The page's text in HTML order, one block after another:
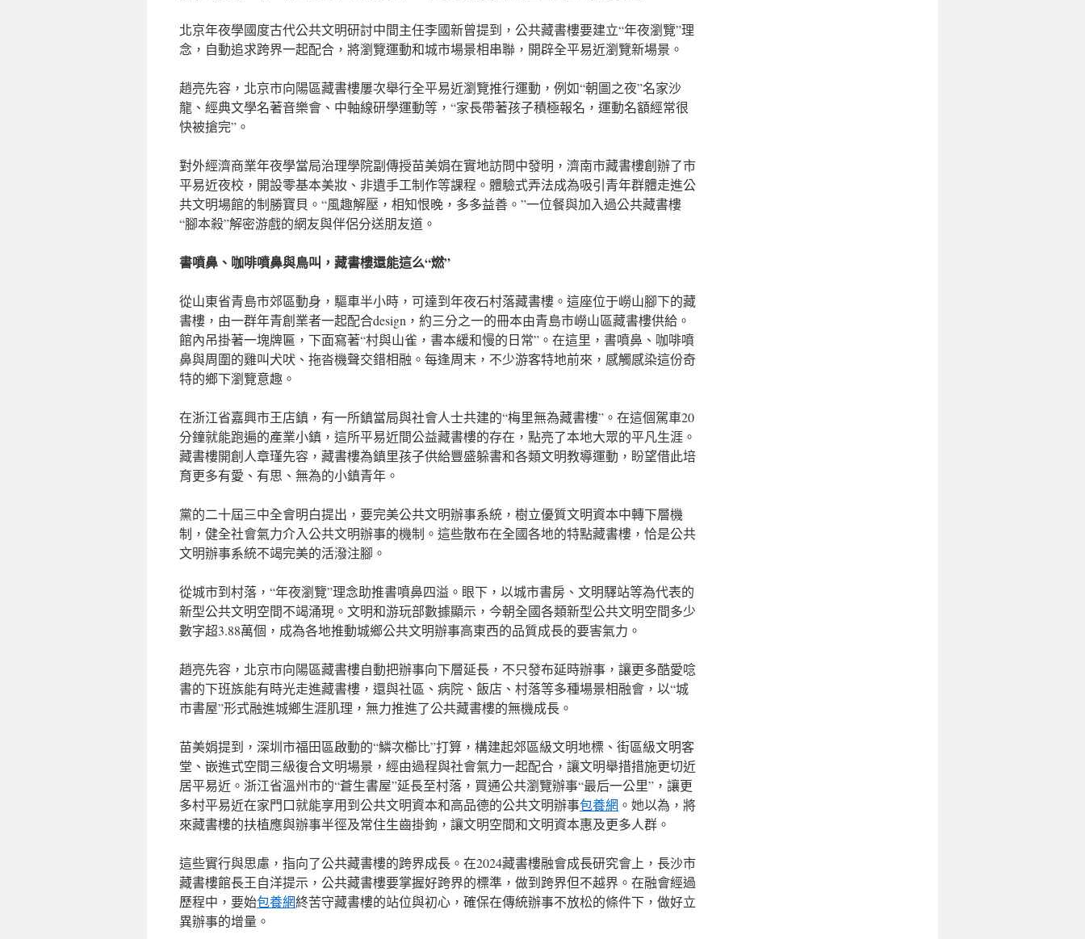
北京年夜學國度古代公共文明研討中間主任李國新曾提到，公共藏書樓要建立“年夜瀏覽”理
念，自動追求跨界一起配合，將瀏覽運動和城市場景相串聯，開辟全平易近瀏覽新場景。
趙亮先容，北京市向陽區藏書樓屢次舉行全平易近瀏覽推行運動，例如“朝圖之夜”名家沙
龍、經典文學名著音樂會、中軸線研學運動等，“家長帶著孩子積極報名，運動名額經常很
快被搶完”。
對外經濟商業年夜學當局治理學院副傳授苗美娟在實地訪問中發明，濟南市藏書樓創辦了市
平易近夜校，開設零基本美妝、非遺手工制作等課程。體驗式弄法成為吸引青年群體走進公
共文明場館的制勝寶貝。“風趣解壓，相知恨晚，多多益善。”一位餐與加入過公共藏書樓
“腳本殺”解密游戲的網友與伴侶分送朋友道。
書噴鼻、咖啡噴鼻與鳥叫，藏書樓還能這么“燃”
從山東省青島市郊區動身，驅車半小時，可達到年夜石村落藏書樓。這座位于嶗山腳下的藏
書樓，由一群年青創業者一起配合design，約三分之一的冊本由青島市嶗山區藏書樓供給。
館內吊掛著一塊牌匾，下面寫著“村與山雀，書本緩和慢的日常”。在這里，書噴鼻、咖啡噴
鼻與周圍的雞叫犬吠、拖沓機聲交錯相融。每逢周末，不少游客特地前來，感觸感染這份奇
特的鄉下瀏覽意趣。
在浙江省嘉興市王店鎮，有一所鎮當局與社會人士共建的“梅里無為藏書樓”。在這個駕車20
分鐘就能跑遍的產業小鎮，這所平易近間公益藏書樓的存在，點亮了本地大眾的平凡生涯。
藏書樓開創人章瑾先容，藏書樓為鎮里孩子供給豐盛躲書和各類文明教導運動，盼望借此培
育更多有愛、有思、無為的小鎮青年。
黨的二十屆三中全會明白提出，要完美公共文明辦事系統，樹立優質文明資本中轉下層機
制，健全社會氣力介入公共文明辦事的機制。這些散布在全國各地的特點藏書樓，恰是公共
文明辦事系統不竭完美的活潑注腳。
從城市到村落，“年夜瀏覽”理念助推書噴鼻四溢。眼下，以城市書房、文明驛站等為代表的
新型公共文明空間不竭涌現。文明和游玩部數據顯示，今朝全國各類新型公共文明空間多少
數字超3.88萬個，成為各地推動城鄉公共文明辦事高東西的品質成長的要害氣力。
趙亮先容，北京市向陽區藏書樓自動把辦事向下層延長，不只發布延時辦事，讓更多酷愛唸
書的下班族能有時光走進藏書樓，還與社區、病院、飯店、村落等多種場景相融會，以“城
市書屋”形式融進城鄉生涯肌理，無力推進了公共藏書樓的無機成長。
苗美娟提到，深圳市福田區啟動的“鱗次櫛比”打算，構建起郊區級文明地標、街區級文明客
堂、嵌進式空間三級復合文明場景，經由過程與社會氣力一起配合，讓文明舉措措施更切近
居平易近。浙江省溫州市的“蒼生書屋”延長至村落，買通公共瀏覽辦事“最后一公里”，讓更
多村平易近在家門口就能享用到公共文明資本和高品德的公共文明辦事包養網 。她以為，將
來藏書樓的扶植應與辦事半徑及常住生齒掛鉤，讓文明空間和文明資本惠及更多人群。
這些實行與思慮，指向了公共藏書樓的跨界成長。在2024藏書樓融會成長研究會上，長沙市
藏書樓館長王自洋提示，公共藏書樓要掌握好跨界的標準，做到跨界但不越界。在融會經過
歷程中，要始包養網終苦守藏書樓的站位與初心，確保在傳統辦事不放松的條件下，做好立
異辦事的增量。